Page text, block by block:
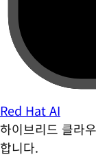
Red Hat AI
하이브리드 클라
합니다.